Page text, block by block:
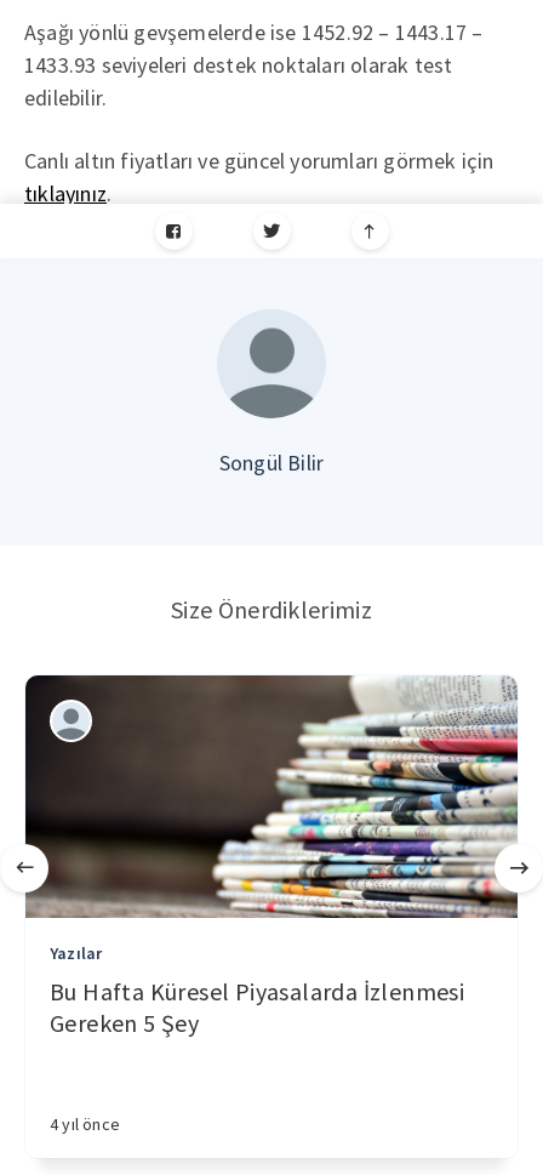
Aşağı yönlü gevşemelerde ise 1452.92 – 1443.17 –
1433.93 seviyeleri destek noktaları olarak test
edilebilir.
Canlı altın fiyatları ve güncel yorumları görmek için
tıklayınız.
Songül Bilir
Size Önerdiklerimiz
Yazılar
Bu Hafta Küresel Piyasalarda İzlenmesi
Gereken 5 Şey
4 yıl önce